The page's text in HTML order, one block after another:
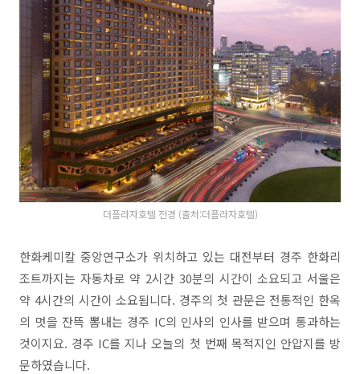
더플라자호텔 전경 (출처:더플라자호텔)
한화케미칼 중앙연구소가 위치하고 있는 대전부터 경주 한화리
조트까지는 자동차로 약 2시간 30분의 시간이 소요되고 서울은
약 4시간의 시간이 소요됩니다. 경주의 첫 관문은 전통적인 한옥
의 멋을 잔뜩 뽐내는 경주 IC의 인사의 인사를 받으며 통과하는
것이지요. 경주 IC를 지나 오늘의 첫 번째 목적지인 안압지를 방
문하였습니다.